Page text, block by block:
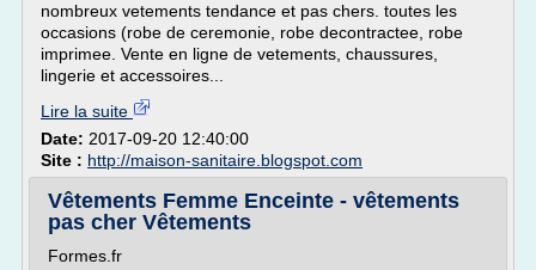
nombreux vetements tendance et pas chers. toutes les
occasions (robe de ceremonie, robe decontractee, robe
imprimee. Vente en ligne de vetements, chaussures,
lingerie et accessoires...
Lire la suite
Date: 2017-09-20 12:40:00
Site : http://maison-sanitaire.blogspot.com
Vêtements Femme Enceinte - vêtements
pas cher Vêtements
Formes.fr